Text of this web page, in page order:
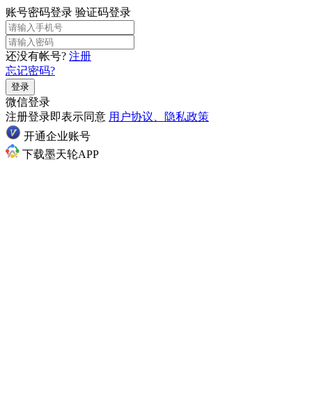
账号密码登录 验证码登录
还没有帐号? 注册
忘记密码?
登录
微信登录
注册登录即表示同意 用户协议、隐私政策
开通企业账号
下载墨天轮APP